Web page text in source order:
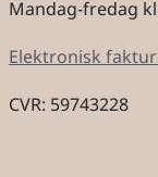
Mandag-fredag
Elektronisk
CVR: 59743228